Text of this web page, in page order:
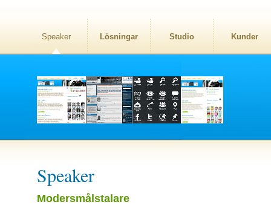
Speaker Lösningar Studio Kunder
Speaker
Modersmålstalare